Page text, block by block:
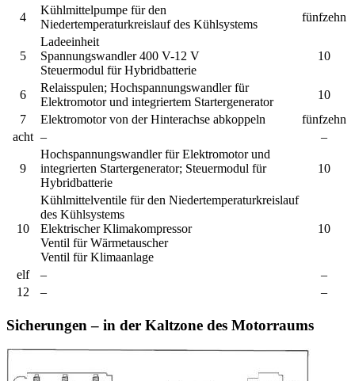
4
Kühlmittelpumpe für den
Niedertemperaturkreislauf des Kühlsystems
fünfzehn
5
Ladeeinheit
Spannungswandler 400 V-12 V
Steuermodul für Hybridbatterie
10
6
Relaisspulen; Hochspannungswandler für
Elektromotor und integriertem Startergenerator
10
7
Elektromotor von der Hinterachse abkoppeln
fünfzehn
acht – –
9
Hochspannungswandler für Elektromotor und
integrierten Startergenerator; Steuermodul für
Hybridbatterie
10
10
Kühlmittelventile für den Niedertemperaturkreislauf
des Kühlsystems
Elektrischer Klimakompressor
Ventil für Wärmetauscher
Ventil für Klimaanlage
10
elf –
–
12
– –
Sicherungen – in der Kaltzone des Motorraums